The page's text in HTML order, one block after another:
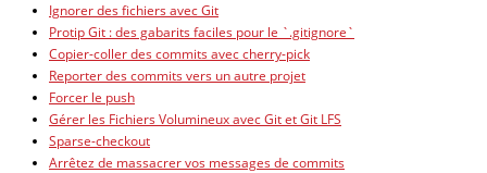
Ignorer des fichiers avec Git
Protip Git : des gabarits faciles pour le `.gitignore`
Copier-coller des commits avec cherry-pick
Reporter des commits vers un autre projet
Forcer le push
Gérer les Fichiers Volumineux avec Git et Git LFS
Sparse-checkout
Arrêtez de massacrer vos messages de commits